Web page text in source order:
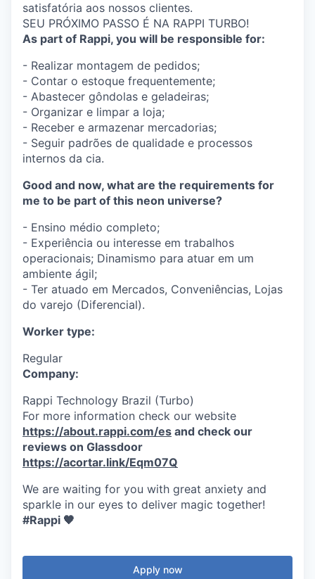
satisfatória aos nossos clientes.
SEU PRÓXIMO PASSO É NA RAPPI TURBO!
As part of Rappi, you will be responsible for:
- Realizar montagem de pedidos;
- Contar o estoque frequentemente;
- Abastecer gôndolas e geladeiras;
- Organizar e limpar a loja;
- Receber e armazenar mercadorias;
- Seguir padrões de qualidade e processos
internos da cia.
Good and now, what are the requirements for
me to be part of this neon universe?
- Ensino médio completo;
- Experiência ou interesse em trabalhos
operacionais; Dinamismo para atuar em um
ambiente ágil;
- Ter atuado em Mercados, Conveniências, Lojas
do varejo (Diferencial).
Worker type:
Regular
Company:
Rappi Technology Brazil (Turbo)
For more information check our website
https://about.rappi.com/es and check our
reviews on Glassdoor
https://acortar.link/Eqm07Q
We are waiting for you with great anxiety and
sparkle in our eyes to deliver magic together!
#Rappi 🧡
Apply now